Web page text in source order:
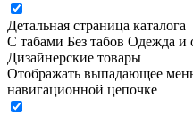
Детальная страница каталога
С табами Без табов Одежда и
Дизайнерские товары
Отображать выпадающее
навигационной цепочке